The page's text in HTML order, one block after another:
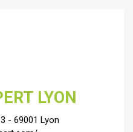
LYON
- 69001 Lyon